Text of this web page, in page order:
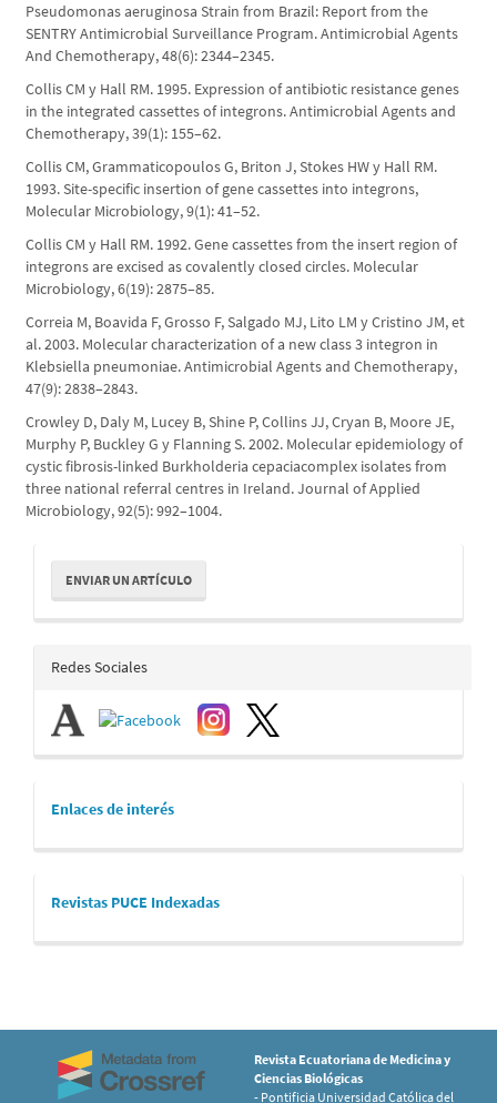
Pseudomonas aeruginosa Strain from Brazil: Report from the
SENTRY Antimicrobial Surveillance Program. Antimicrobial Agents
And Chemotherapy, 48(6): 2344–2345.
Collis CM y Hall RM. 1995. Expression of antibiotic resistance genes
in the integrated cassettes of integrons. Antimicrobial Agents and
Chemotherapy, 39(1): 155–62.
Collis CM, Grammaticopoulos G, Briton J, Stokes HW y Hall RM.
1993. Site-specific insertion of gene cassettes into integrons,
Molecular Microbiology, 9(1): 41–52.
Collis CM y Hall RM. 1992. Gene cassettes from the insert region of
integrons are excised as covalently closed circles. Molecular
Microbiology, 6(19): 2875–85.
Correia M, Boavida F, Grosso F, Salgado MJ, Lito LM y Cristino JM, et
al. 2003. Molecular characterization of a new class 3 integron in
Klebsiella pneumoniae. Antimicrobial Agents and Chemotherapy,
47(9): 2838–2843.
Crowley D, Daly M, Lucey B, Shine P, Collins JJ, Cryan B, Moore JE,
Murphy P, Buckley G y Flanning S. 2002. Molecular epidemiology of
cystic fibrosis-linked Burkholderia cepaciacomplex isolates from
three national referral centres in Ireland. Journal of Applied
Microbiology, 92(5): 992–1004.
Enviar
un
artículo
ENVIAR UN ARTÍCULO
redes_sociales
Redes Sociales
links
Enlaces de interés
revistaspuce
Revistas PUCE Indexadas
Revista Ecuatoriana de Medicina y
Ciencias Biológicas
- Pontificia Universidad Católica del